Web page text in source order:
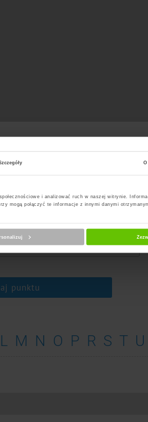
i analizować ruch w naszej witrynie.
mogą połączyć te informacje z innymi danymi
punktu
L M N O P R S T U